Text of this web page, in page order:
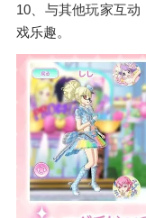
10、与其他玩家互
戏乐趣。